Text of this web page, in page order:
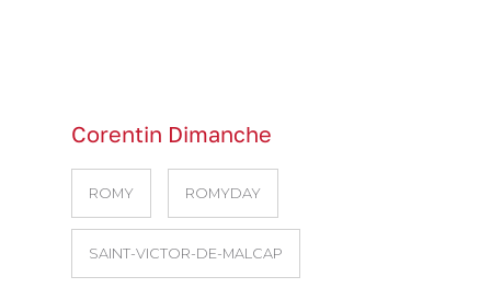
Corentin Dimanche
ROMY ROMYDAY
SAINT-VICTOR-DE-MALCAP